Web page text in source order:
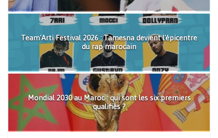
Team'Arti Festival 2026 : Tamesna devient l'épicentre
du rap marocain
Mondial 2030 au Maroc : qui sont les six premiers
qualifiés ?